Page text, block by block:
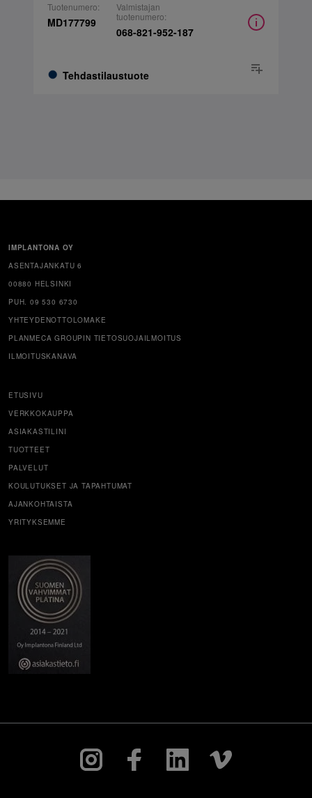
Tuotenumero:
MD177799
Tehdastilaustuote
Valmistajan
tuotenumero:
068-821-952-187
IMPLANTONA OY
ASENTAJANKATU 6
00880 HELSINKI
PUH. 09 530 6730
YHTEYDENOTTOLOMAKE
PLANMECA GROUPIN TIETOSUOJAILMOITUS
ILMOITUSKANAVA
ETUSIVU
VERKKOKAUPPA
ASIAKASTILINI
TUOTTEET
PALVELUT
KOULUTUKSET JA TAPAHTUMAT
AJANKOHTAISTA
YRITYKSEMME